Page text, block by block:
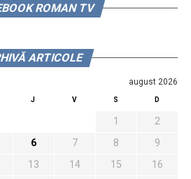
ROMAN TV
ARTICOLE
august 2026
J V S D
1
2
6 7 8
9
13 14 15
16